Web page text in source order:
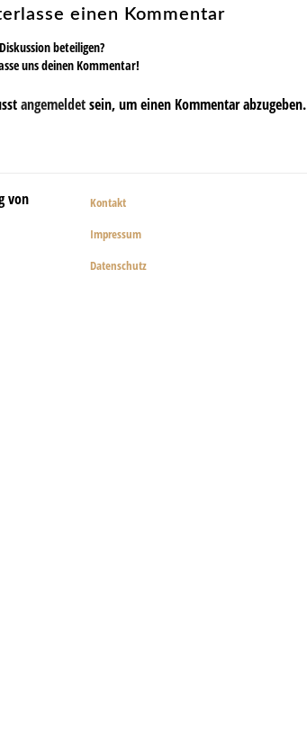
einen Kommentar
beteiligen?
uns deinen Kommentar!
angemeldetsein, um einen Kommentar abzugeben.
von
Kontakt
Impressum
Datenschutz